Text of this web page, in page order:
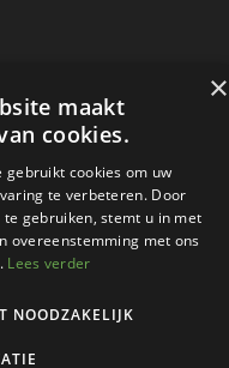
CONTACT
94 00
ENZO FERRARI
THE NETHERLANDS
×
maakt
cookies.
gebruikt cookies om uw
te verbeteren. Door
te gebruiken, stemt u in met
overeenstemming met ons
Lees verder
NOODZAKELIJK